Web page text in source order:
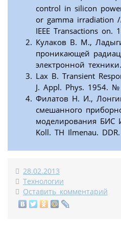
control in silicon
or gamma irradiation
IEEE Transactions
Кулаков В. М.,
проникающей
электронной
Lax B. Transient
J. Appl. Phys. 1954.
Филатов Н. И.,
смешанного
моделирования БИС
Koll. TH Ilmenau.
28.02.2013
Технологии
Оставить комментарий